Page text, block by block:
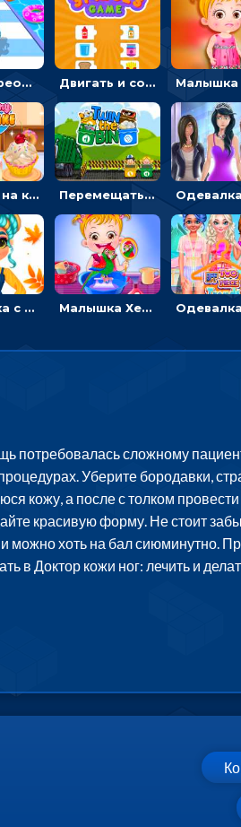
Бег с переодеванием: ловить одежду и повторять модные образы - для девочек Двигать и соединять пазлы по смыслу - головоломка для детей
Убирать на кухне, готовить и печь кексы - для девочек Перемещать героя с корзиной или собирать мусор - гиперказуальная
Одевалка с яркими осенними нарядами: собирать образ для прогулки Малышка Хейзел ухаживает за попугаем: лечить и развлекать птичку
потребовалась сложному
Уберите бородавки,
кожу, а после с толком
красивую форму. Не стоит
можно хоть на бал сиюминутно.
в Доктор кожи ног: лечить и